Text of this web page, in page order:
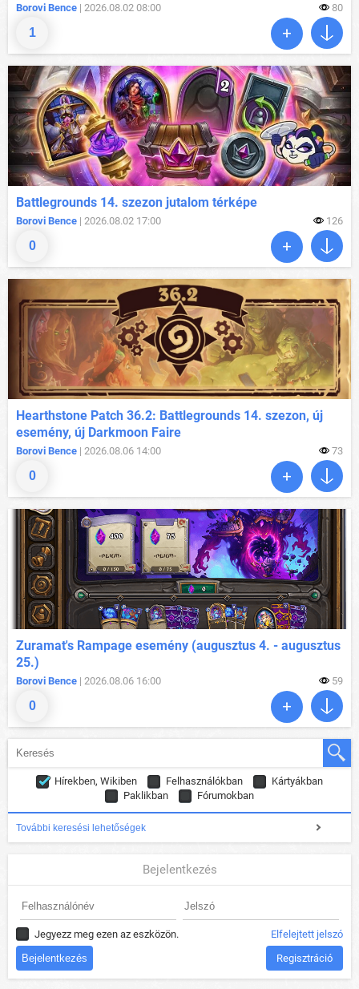
1
Borovi Bence | 2026.08.02 08:00 80
0
Battlegrounds 14. szezon jutalom térképe
Borovi Bence | 2026.08.02 17:00 126
0
Hearthstone Patch 36.2: Battlegrounds 14. szezon, új
esemény, új Darkmoon Faire
Borovi Bence | 2026.08.06 14:00 73
0
Zuramat's Rampage esemény (augusztus 4. - augusztus
25.)
Borovi Bence | 2026.08.06 16:00 59
Hírekben, Wikiben Felhasználókban
Kártyákban
Paklikban
Fórumokban
További keresési lehetőségek
Bejelentkezés
Jegyezz meg ezen az eszközön. Elfelejtett jelszó
Regisztráció